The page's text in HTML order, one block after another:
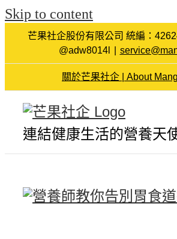
Skip to content
芒果社企股份有限公司 統編：
@adw8014l
關於芒果社企 | About
連結健康生活的營養天